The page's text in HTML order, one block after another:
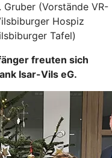
(Vorstände VR-
Hospiz
Tafel)
freuten sich
Isar-Vils eG.